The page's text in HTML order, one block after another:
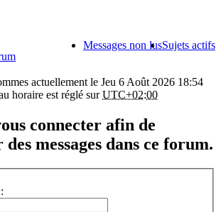
Sujets actifs
Messages non lus
actuellement le Jeu 6 Août 2026 18:54
horaire est réglé surUTC+02:00
connecter afin de
messages dans ce forum.